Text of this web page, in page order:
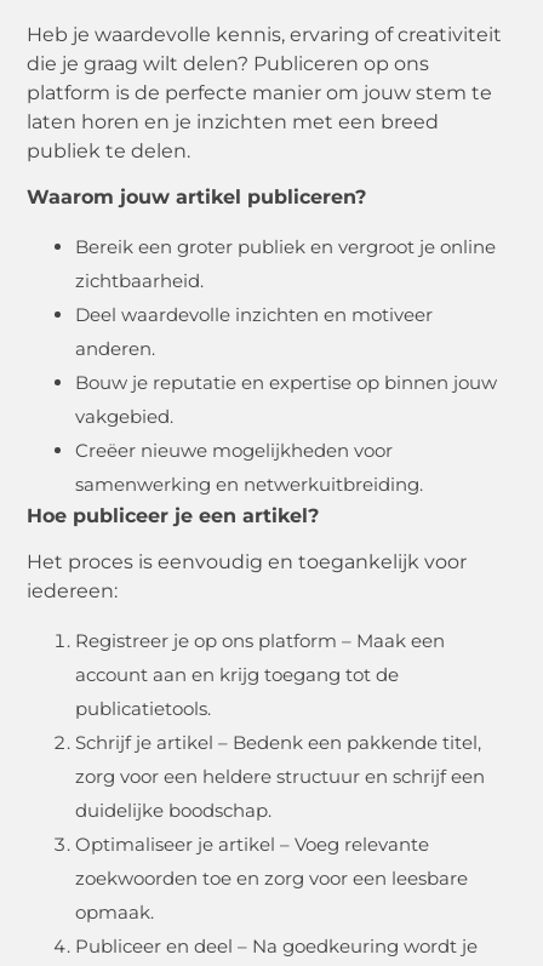
Heb je waardevolle kennis, ervaring of creativiteit
die je graag wilt delen? Publiceren op ons
platform is de perfecte manier om jouw stem te
laten horen en je inzichten met een breed
publiek te delen.
Waarom jouw artikel publiceren?
Bereik een groter publiek en vergroot je online
zichtbaarheid.
Deel waardevolle inzichten en motiveer
anderen.
Bouw je reputatie en expertise op binnen jouw
vakgebied.
Creëer nieuwe mogelijkheden voor
samenwerking en netwerkuitbreiding.
Hoe publiceer je een artikel?
Het proces is eenvoudig en toegankelijk voor
iedereen:
Registreer je op ons platform – Maak een
account aan en krijg toegang tot de
publicatietools.
Schrijf je artikel – Bedenk een pakkende titel,
zorg voor een heldere structuur en schrijf een
duidelijke boodschap.
Optimaliseer je artikel – Voeg relevante
zoekwoorden toe en zorg voor een leesbare
opmaak.
Publiceer en deel – Na goedkeuring wordt je